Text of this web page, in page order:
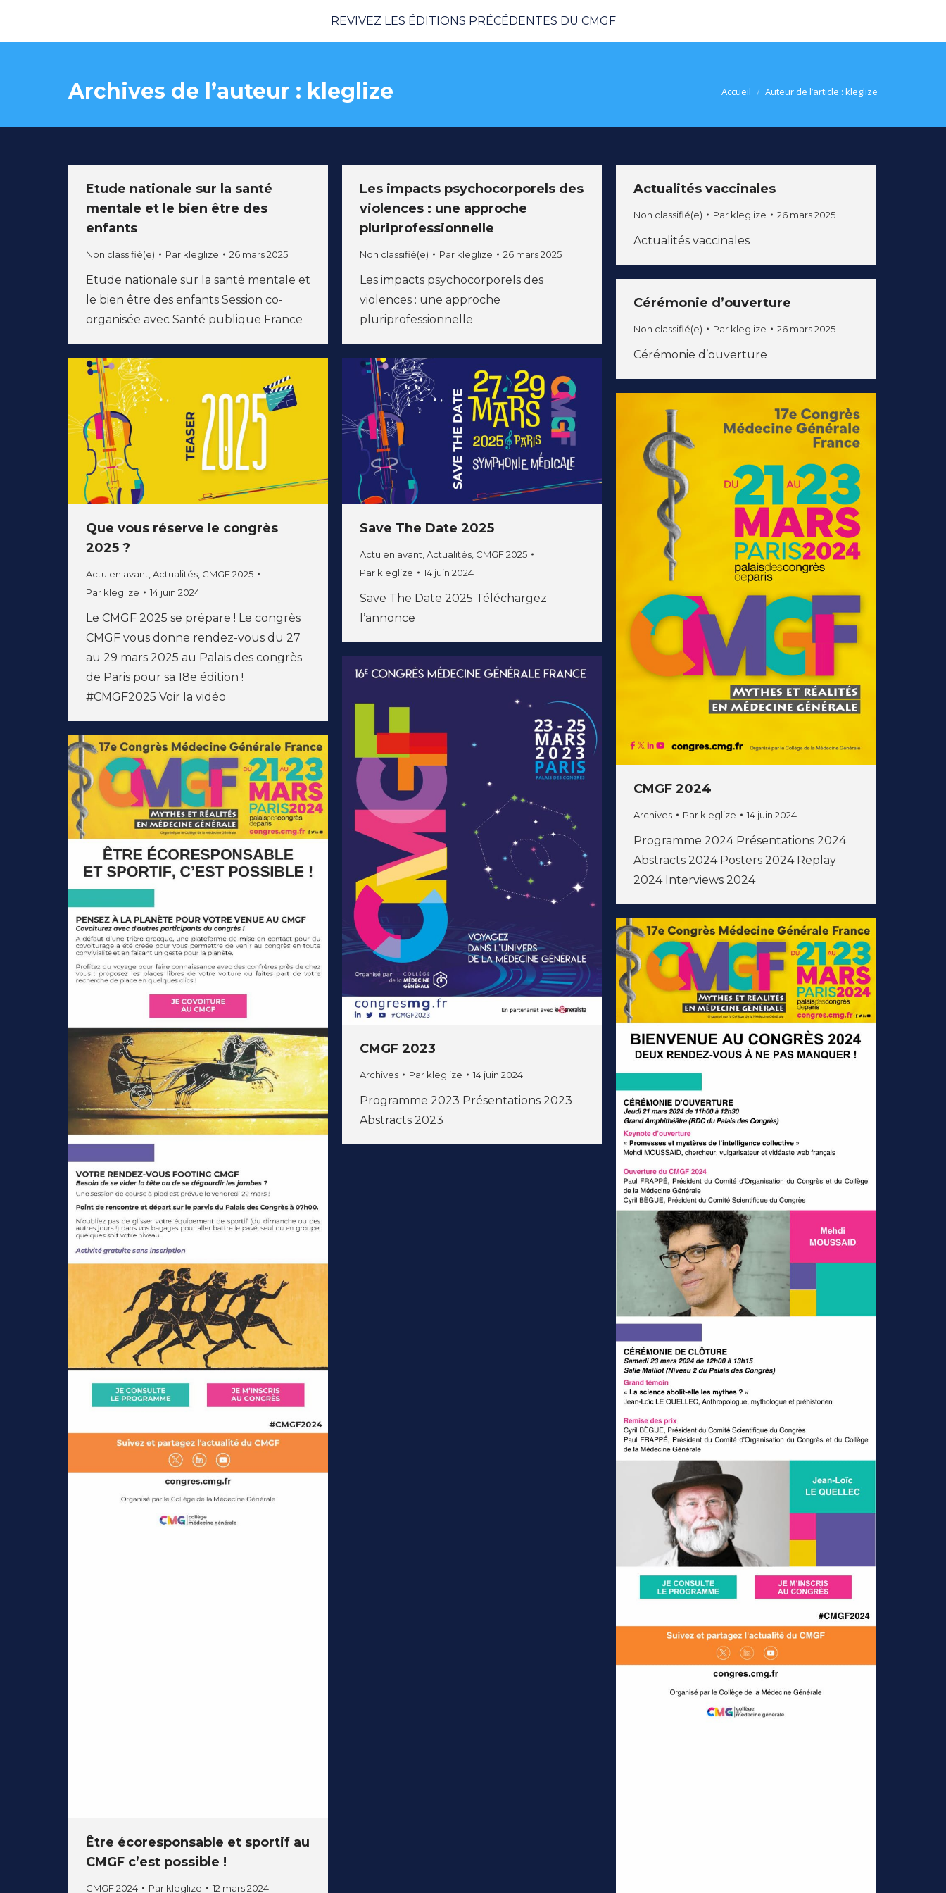
REVIVEZ LES ÉDITIONS PRÉCÉDENTES DU CMGF
Archives de l’auteur : kleglize Vous êtes ici :
Accueil Auteur de l’article : kleglize
Etude nationale sur la santé
mentale et le bien être des
enfants
Non classifié(e) Par kleglize 26 mars 2025
Etude nationale sur la santé mentale et
le bien être des enfants Session co-
organisée avec Santé publique France
Les impacts psychocorporels des
violences : une approche
pluriprofessionnelle
Non classifié(e) Par kleglize 26 mars 2025
Les impacts psychocorporels des
violences : une approche
pluriprofessionnelle
Actualités vaccinales
Non classifié(e) Par kleglize 26 mars 2025
Actualités vaccinales
Cérémonie d’ouverture
Non classifié(e) Par kleglize 26 mars 2025
Cérémonie d’ouverture
Que vous réserve le congrès
2025 ?
Actu en avant Actualités CMGF 2025
Par kleglize 14 juin 2024
Le CMGF 2025 se prépare ! Le congrès
CMGF vous donne rendez-vous du 27
au 29 mars 2025 au Palais des congrès
de Paris pour sa 18e édition !
#CMGF2025 Voir la vidéo
Save The Date 2025
Actu en avant Actualités CMGF 2025
Par kleglize 14 juin 2024
Save The Date 2025 Téléchargez
l’annonce
CMGF 2024
Archives Par kleglize 14 juin 2024
Programme 2024 Présentations 2024
Abstracts 2024 Posters 2024 Replay
2024 Interviews 2024
CMGF 2023
Archives Par kleglize 14 juin 2024
Programme 2023 Présentations 2023
Abstracts 2023
Être écoresponsable et sportif au
CMGF c’est possible !
CMGF 2024 Par kleglize 12 mars 2024